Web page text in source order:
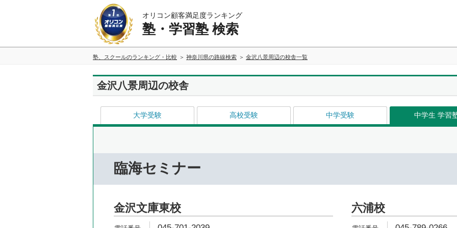
オリコン顧客満足度ランキング
塾・学習塾 検索
塾、スクールのランキング・比較 神奈川県の路線検索 金沢八景周辺の校舎一覧
金沢八景周辺の校舎
大学受験 高校受験 中学受験 中学生 学習
臨海セミナー
金沢文庫東校 六浦校